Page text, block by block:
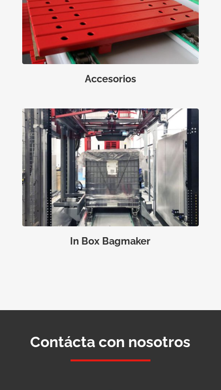
Accesorios
In Box Bagmaker
Contácta con nosotros